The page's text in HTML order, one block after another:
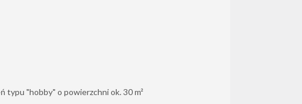
typu "hobby" o powierzchni ok. 30 m²